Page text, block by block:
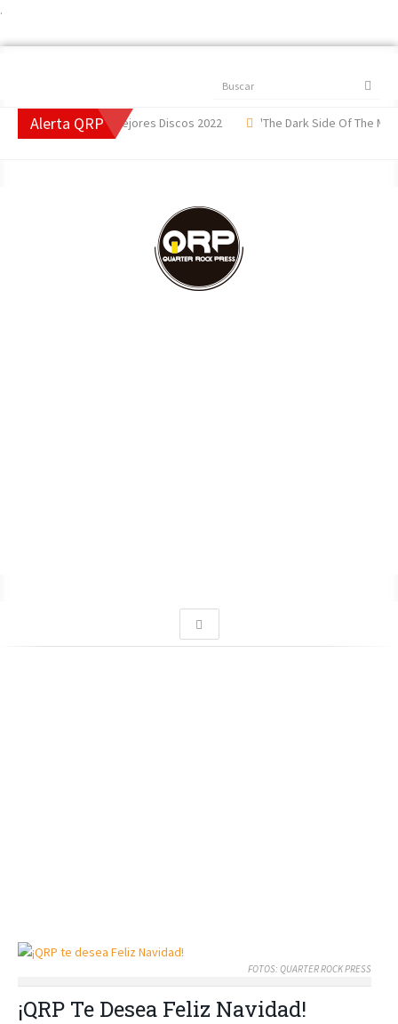
.
Buscar
Alerta QRP
#TopQRP Mejores Discos 2022 'The Dark Side Of The Moon',
FOTOS: QUARTER ROCK PRESS
¡QRP Te Desea Feliz Navidad!